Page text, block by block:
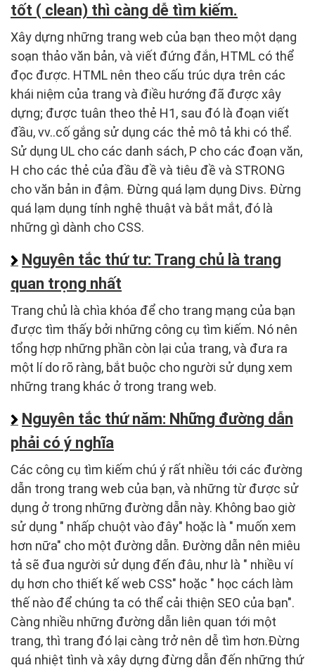
tốt ( clean) thì càng dễ tìm kiếm.
Xây dựng những trang web của bạn theo một dạng
soạn thảo văn bản, và viết đứng đắn, HTML có thể
đọc được. HTML nên theo cấu trúc dựa trên các
khái niệm của trang và điều hướng đã được xây
dựng; được tuân theo thẻ H1, sau đó là đoạn viết
đầu, vv..cố gắng sử dụng các thẻ mô tả khi có thể.
Sử dụng UL cho các danh sách, P cho các đoạn văn,
H cho các thẻ của đầu đề và tiêu đề và STRONG
cho văn bản in đậm. Đừng quá lạm dụng Divs. Đừng
quá lạm dụng tính nghệ thuật và bắt mắt, đó là
những gì dành cho CSS.
Nguyên tắc thứ tư: Trang chủ là trang
quan trọng nhất
Trang chủ là chìa khóa để cho trang mạng của bạn
được tìm thấy bởi những công cụ tìm kiếm. Nó nên
tổng hợp những phần còn lại của trang, và đưa ra
một lí do rõ ràng, bắt buộc cho người sử dụng xem
những trang khác ở trong trang web.
Nguyên tắc thứ năm: Những đường dẫn
phải có ý nghĩa
Các công cụ tìm kiếm chú ý rất nhiều tới các đường
dẫn trong trang web của bạn, và những từ được sử
dụng ở trong những đường dẫn này. Không bao giờ
sử dụng " nhấp chuột vào đây" hoặc là " muốn xem
hơn nữa" cho một đường dẫn. Đường dẫn nên miêu
tả sẽ đua người sử dụng đến đâu, như là " nhiều ví
dụ hơn cho thiết kế web CSS" hoặc " học cách làm
thế nào để chúng ta có thể cải thiện SEO của bạn".
Càng nhiều những đường dẫn liên quan tới một
trang, thì trang đó lại càng trở nên dễ tìm hơn.Đừng
quá nhiệt tình và xây dựng đừng dẫn đến những thứ